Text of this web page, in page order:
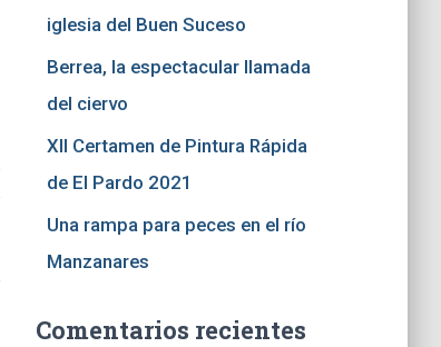
iglesia del Buen Suceso
Berrea, la espectacular llamada
del ciervo
XII Certamen de Pintura Rápida
de El Pardo 2021
Una rampa para peces en el río
Manzanares
Comentarios recientes